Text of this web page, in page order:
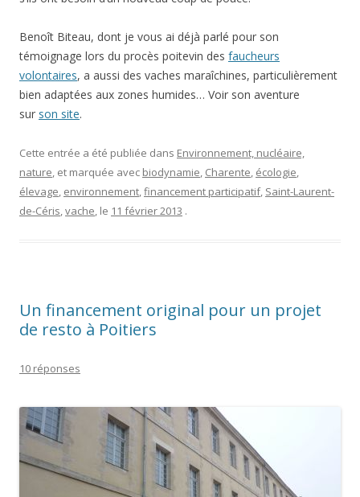
Un financement original pour un projet
de resto à Poitiers
J’ai découvert il y a quelques jours ce projet, relayé dans la
revue de presse en ligne de Philippe deTout Poitiers
projet de restaurant bio, végétarien (j’adore la bonne viande,